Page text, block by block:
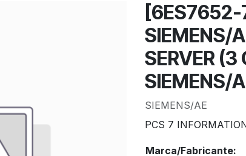
SIEMENS/
SERVER
SIEMENS/
SIEMENS/AE
PCS 7
Marca/Fabricante: